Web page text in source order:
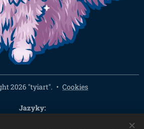
2026 "tyiart". Cookies
Jazyky